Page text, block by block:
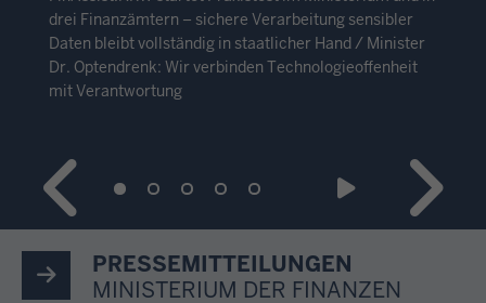
drei Finanzämtern – sichere Verarbeitung sensibler
Daten bleibt vollständig in staatlicher Hand / Minister
Dr. Optendrenk: Wir verbinden Technologieoffenheit
mit Verantwortung
PRESSEMITTEILUNGEN
MINISTERIUM DER FINANZEN